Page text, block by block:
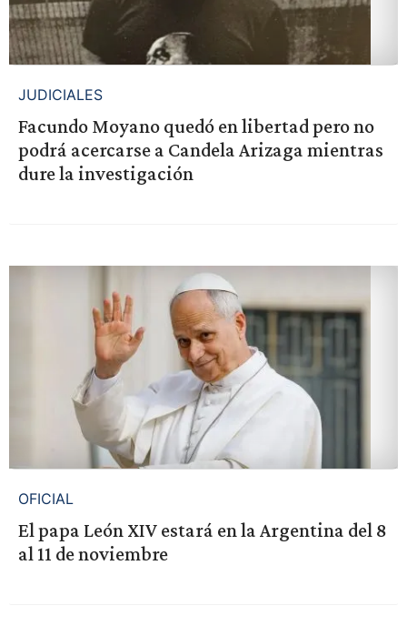
JUDICIALES
Facundo Moyano quedó en libertad pero no
podrá acercarse a Candela Arizaga mientras
dure la investigación
OFICIAL
El papa León XIV estará en la Argentina del 8
al 11 de noviembre